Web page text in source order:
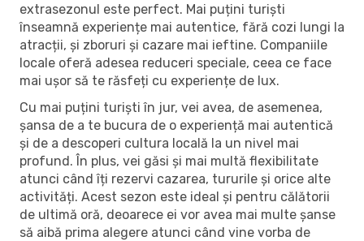
extrasezonul este perfect. Mai puțini turiști
înseamnă experiențe mai autentice, fără cozi lungi la
atracții, și zboruri și cazare mai ieftine. Companiile
locale oferă adesea reduceri speciale, ceea ce face
mai ușor să te răsfeți cu experiențe de lux.
Cu mai puțini turiști în jur, vei avea, de asemenea,
șansa de a te bucura de o experiență mai autentică
și de a descoperi cultura locală la un nivel mai
profund. În plus, vei găsi și mai multă flexibilitate
atunci când îți rezervi cazarea, tururile și orice alte
activități. Acest sezon este ideal și pentru călătorii
de ultimă oră, deoarece ei vor avea mai multe șanse
să aibă prima alegere atunci când vine vorba de